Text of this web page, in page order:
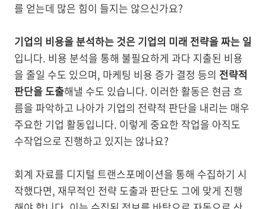
를 얻는데 많은 힘이 들지는 않으신가요?
기업의 비용을 분석하는 것은 기업의 미래 전략을 짜는 일
입니다. 비용 분석을 통해 불필요하게 과다 지출된 비용
을 줄일 수도 있으며, 마케팅 비용 증가 결정 등의 전략적
판단을 도출해낼 수도 있습니다. 이러한 활동은 현금 흐
름을 파악하고 나아가 기업의 전략적 판단을 내리는 매우
주요한 기업 활동입니다. 이렇게 중요한 작업을 아직도
수작업으로 진행하고 있지는 않나요?
회계 자료를 디지털 트랜스포메이션을 통해 수집하기 시
작했다면, 재무적인 전략 도출과 판단도 그에 맞게 진행